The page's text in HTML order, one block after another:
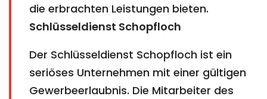
die erbrachten Leistungen bieten.
Schlüsseldienst Schopfloch
Der Schlüsseldienst Schopfloch ist ein
seriöses Unternehmen mit einer gültigen
Gewerbeerlaubnis. Die Mitarbeiter des